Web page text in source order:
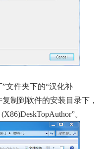
文件夹下的“汉化补
制到软件的安装目录下，
。